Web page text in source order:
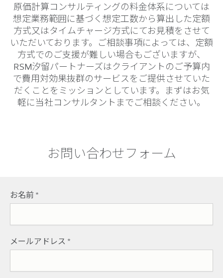
原価計算コンサルティングの料金体系については
想定業務範囲に基づく想定工数から算出した定額
方式又はタイムチャージ方式にてお見積をさせて
いただいております。ご相談事項によっては、定額
方式でのご支援が難しい場合もございますが、
RSM汐留パートナーズはクライアントのご予算内
で費用対効果抜群のサービスをご提供させていた
だくことをミッションとしています。まずはお気
軽に当社コンサルタントまでご相談ください。
お問い合わせフォーム
お名前 *
メールアドレス *